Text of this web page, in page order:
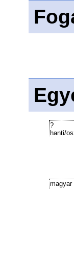
?
hanti/
magyar